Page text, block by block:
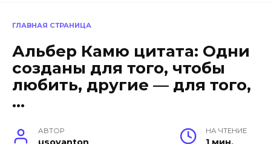
ГЛАВНАЯ СТРАНИЦА
Альбер Камю цитата: Одни
созданы для того, чтобы
любить, другие — для того,
…
АВТОР НА ЧТЕНИЕ